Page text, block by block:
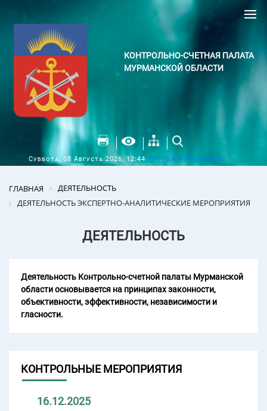
КОНТРОЛЬНО-СЧЕТНАЯ ПАЛАТА
МУРМАНСКОЙ ОБЛАСТИ
Суббота, 08 Августа 2026, 12:44 Погода в Мурманске
ГЛАВНАЯ
ДЕЯТЕЛЬНОСТЬ
ДЕЯТЕЛЬНОСТЬ ЭКСПЕРТНО-АНАЛИТИЧЕСКИЕ МЕРОПРИЯТИЯ
ДЕЯТЕЛЬНОСТЬ
Деятельность Контрольно-счетной палаты Мурманской
области основывается на принципах законности,
объективности, эффективности, независимости и
гласности.
КОНТРОЛЬНЫЕ МЕРОПРИЯТИЯ
16.12.2025